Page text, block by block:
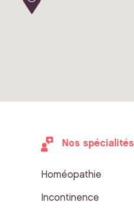
Nos spécialités
Homéopathie
Incontinence